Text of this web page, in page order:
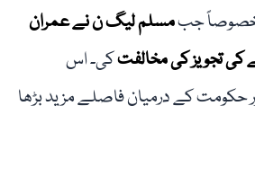
خصوصاً جبمسلم لیگ ن نے عمران
کی تجویز کی مخالفتکی۔ اس
حکومت کے درمیان فاصلے مزید بڑھا